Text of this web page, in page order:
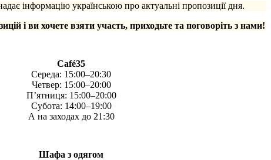
інформацію українською про актуальні пропозиції дня.
і ви хочете взяти участь, приходьте та поговоріть з нами!
Café35
Середа: 15:00–20:30
Четвер: 15:00–20:00
П’ятниця: 15:00–20:00
Субота: 14:00–19:00
А на заходах до 21:30
Шафа з одягом